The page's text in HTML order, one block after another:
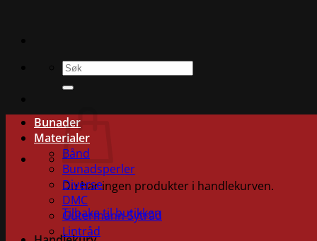
Søk
etter:
Du har ingen produkter i handlekurven.
Tilbake til butikken
Bunader
Materialer
Bånd
Bunadsperler
Diverse
DMC
Gütermann Sytråd
Lintråd